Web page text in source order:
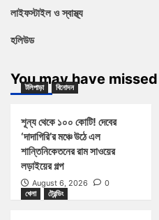
লাইফস্টাইল ও স্বাস্থ্য
হলিউড
You may have missed
টলিপাড়া বিনোদন
শূন্য থেকে ১০০ কোটি! দেবের
‘দাদাগিরি’র মঞ্চে উঠে এল
শান্তিনিকেতনের রাম সাওয়ের
লড়াইয়ের গল্প
August 6, 2026 0
খেলা ট্রেন্ডিং